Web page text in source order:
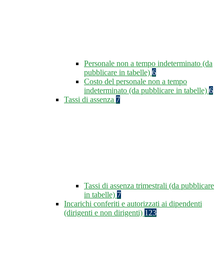
Personale non a tempo indeterminato (da
pubblicare in tabelle) 6
Costo del personale non a tempo
indeterminato (da pubblicare in tabelle) 6
Tassi di assenza 7
Tassi di assenza trimestrali (da pubblicare
in tabelle) 7
Incarichi conferiti e autorizzati ai dipendenti
(dirigenti e non dirigenti) 123